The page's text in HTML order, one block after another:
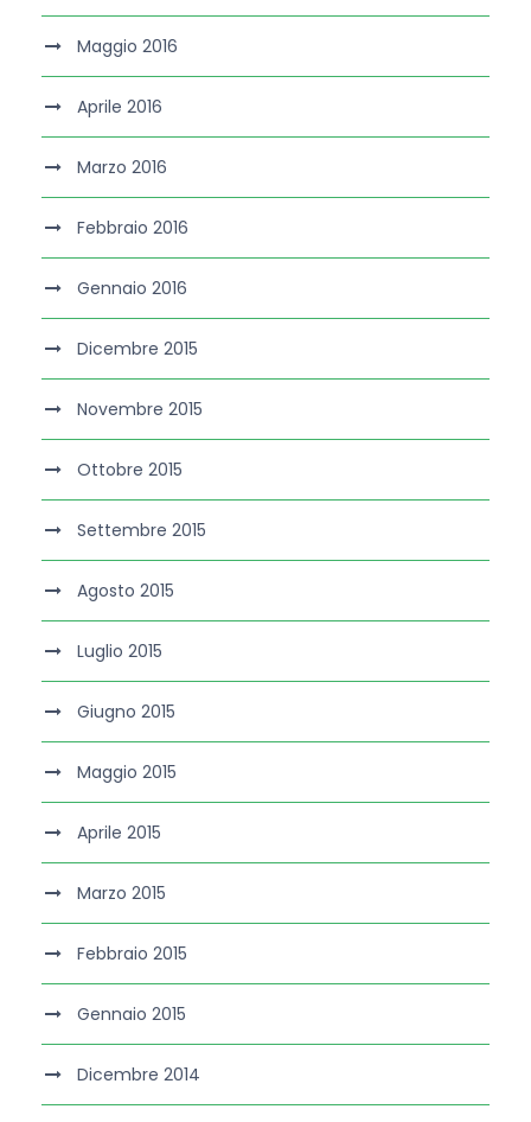
Maggio 2016
Aprile 2016
Marzo 2016
Febbraio 2016
Gennaio 2016
Dicembre 2015
Novembre 2015
Ottobre 2015
Settembre 2015
Agosto 2015
Luglio 2015
Giugno 2015
Maggio 2015
Aprile 2015
Marzo 2015
Febbraio 2015
Gennaio 2015
Dicembre 2014